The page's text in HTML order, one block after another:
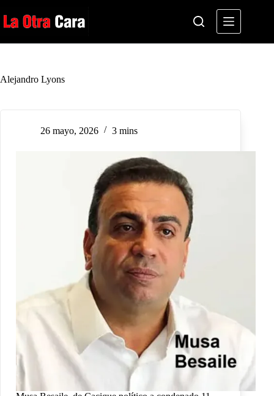
al
contenido
Alejandro Lyons
26 mayo, 2026 3 mins